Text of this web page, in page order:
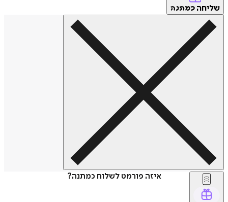
שליחה כמתנה
איזה פורמט לשלוח כמתנה?